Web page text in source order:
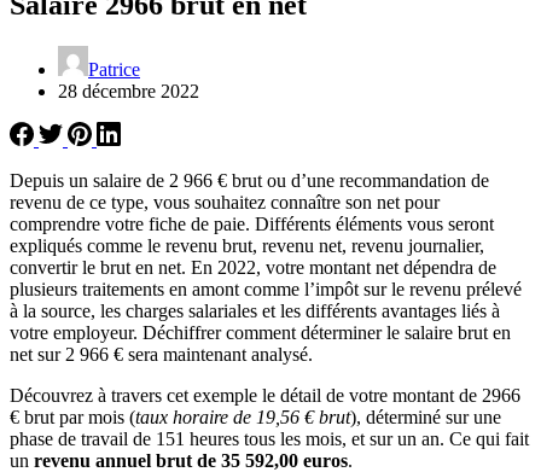
Patrice
28 décembre 2022
Depuis un salaire de 2 966 € brut ou d’une recommandation de
revenu de ce type, vous souhaitez connaître son net pour
comprendre votre fiche de paie. Différents éléments vous seront
expliqués comme le revenu brut, revenu net, revenu journalier,
convertir le brut en net. En 2022, votre montant net dépendra de
plusieurs traitements en amont comme l’impôt sur le revenu prélevé
à la source, les charges salariales et les différents avantages liés à
votre employeur. Déchiffrer comment déterminer le salaire brut en
net sur 2 966 € sera maintenant analysé.
Découvrez à travers cet exemple le détail de votre montant de 2966
€ brut par mois (taux horaire de 19,56 € brut), déterminé sur une
phase de travail de 151 heures tous les mois, et sur un an. Ce qui fait
un revenu annuel brut de 35 592,00 euros.